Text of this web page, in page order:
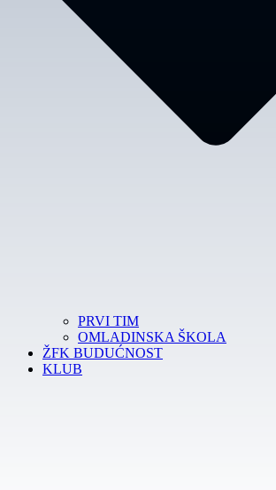
PRVI TIM
OMLADINSKA ŠKOLA
ŽFK BUDUĆNOST
KLUB